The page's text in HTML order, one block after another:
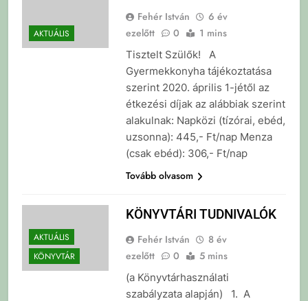
AKTUÁLIS
Fehér István
6 év
ezelőtt
0 1 mins
Tisztelt Szülők! A
Gyermekkonyha tájékoztatása
szerint 2020. április 1-jétől az
étkezési díjak az alábbiak szerint
alakulnak: Napközi (tízórai, ebéd,
uzsonna): 445,- Ft/nap Menza
(csak ebéd): 306,- Ft/nap
Tovább olvasom
AKTUÁLIS
KÖNYVTÁR
KÖNYVTÁRI TUDNIVALÓK
Fehér István
8 év
ezelőtt
0 5 mins
(a Könyvtárhasználati
szabályzata alapján) 1. A